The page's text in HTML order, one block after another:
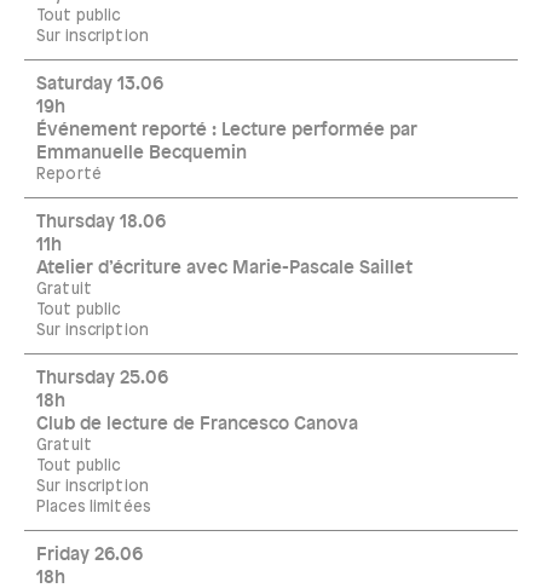
Tout public
Sur inscription
Saturday 13.06
19h
Événement reporté : Lecture performée par
Emmanuelle Becquemin
Reporté
Thursday 18.06
11h
Atelier d’écriture avec Marie-Pascale Saillet
Gratuit
Tout public
Sur inscription
Thursday 25.06
18h
Club de lecture de Francesco Canova
Gratuit
Tout public
Sur inscription
Places limitées
Friday 26.06
18h